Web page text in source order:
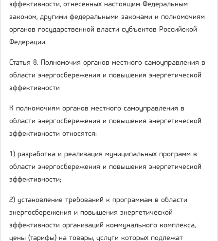
эффективности, отнесенных настоящим Федеральным
законом, другими федеральными законами к полномочиям
органов государственной власти субъектов Российской
Федерации.
Статья 8. Полномочия органов местного самоуправления в
области энергосбережения и повышения энергетической
эффективности
К полномочиям органов местного самоуправления в
области энергосбережения и повышения энергетической
эффективности относятся:
1) разработка и реализация муниципальных программ в
области энергосбережения и повышения энергетической
эффективности;
2) установление требований к программам в области
энергосбережения и повышения энергетической
эффективности организаций коммунального комплекса,
цены (тарифы) на товары, услуги которых подлежат